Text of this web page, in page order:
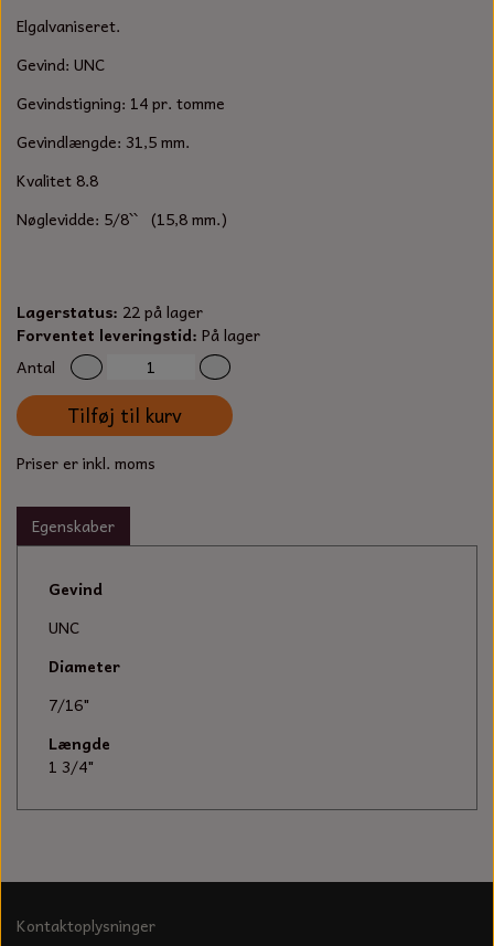
FORANKRING
OLIE TIL SMÅMOTORER & HAVEMASKINER
SPÆNDEBÅND
STARTSNOR OG TILBEHØR
UNIVERSAL KABLER OG TILBEHØR
UNIVERSAL REMSKIVER OG STYRERULLER
KNIVE OG TILBEHØR
MEJSLER
FEDTPRESSER
Elgalvaniseret.
Gevind: UNC
Gevindstigning: 14 pr. tomme
Gevindlængde: 31,5 mm.
Kvalitet 8.8
Nøglevidde: 5/8`` (15,8 mm.)
Lagerstatus: 22 på lager
Forventet leveringstid: På lager
Antal
Tilføj til kurv
Priser er inkl. moms
Egenskaber
Gevind
UNC
Diameter
7/16"
Længde
1 3/4"
Kontaktoplysninger